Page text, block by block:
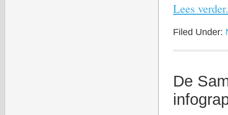
Lees
Filed Under:
De